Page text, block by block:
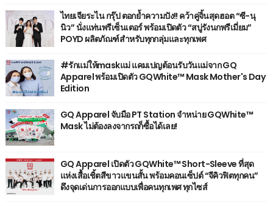
ไทยเจียระไน กรุ๊ป ตอกย้ำความปัง!! คว้าคู่จิ้นสุดฮอต “ซี-นุ
นิว” นั่งแท่นพรีเซ็นเตอร์ พร้อมเปิดตัว “สบู่รังนกพรีเมี่ยม”
POYD ผลิตภัณฑ์สำหรับทุกกลุ่มและทุกเพศ
#รักแม่ให้maskแม่ แคมเปญต้อนรับวันแม่จาก GQ
Apparel พร้อมเปิดตัว GQWhite™ Mask Mother's Day
Edition
GQ Apparel จับมือ PT Station จำหน่าย GQWhite™
Mask ไม่ต้องลงจากรถก็ซื้อได้เลย!
GQ Apparel เปิดตัว GQWhite™ Short-Sleeve ที่สุด
แห่งเสื้อเชิ้ตสีขาวแขนสั้น พร้อมคอนเซ็ปต์ “จีคิวฟิตทุกคน”
ดึงจุดเด่นการออกแบบเพื่อคนทุกเพศ ทุกไซส์